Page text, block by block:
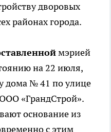
дворовых
районах города.
мэрией
на 22 июля,
дома № 41 по улице
«ГрандСтрой».
основание из
с этим